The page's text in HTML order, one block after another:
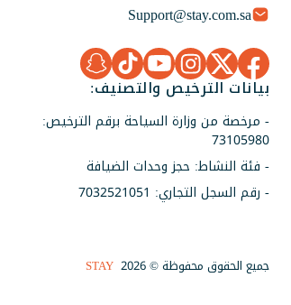
Support@stay.com.sa
بيانات الترخيص والتصنيف:
- مرخصة من وزارة السياحة برقم الترخيص:
73105980
- فئة النشاط: حجز وحدات الضيافة
- رقم السجل التجاري: 7032521051
جميع الحقوق محفوظة © 2026 STAY